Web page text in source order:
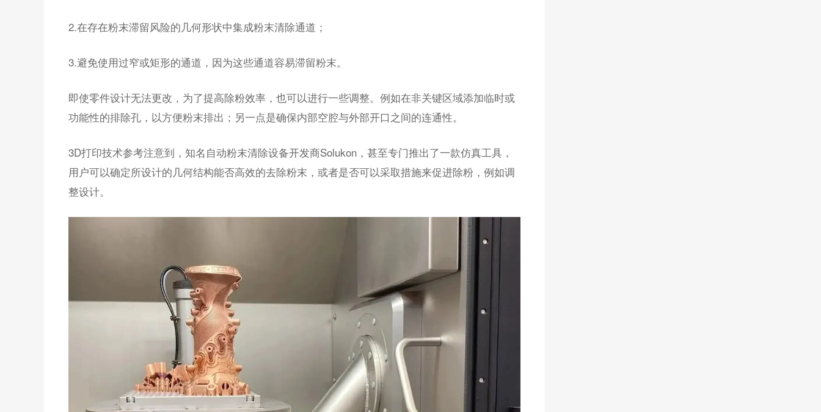
2.在存在粉末滞留风险的几何形状中集成粉末清除通道；
3.避免使用过窄或矩形的通道，因为这些通道容易滞留粉末。
即使零件设计无法更改，为了提高除粉效率，也可以进行一些调整。例如在非关键区域添加临时或
功能性的排除孔，以方便粉末排出；另一点是确保内部空腔与外部开口之间的连通性。
3D打印技术参考注意到，知名自动粉末清除设备开发商Solukon，甚至专门推出了一款仿真工具，
用户可以确定所设计的几何结构能否高效的去除粉末，或者是否可以采取措施来促进除粉，例如调
整设计。